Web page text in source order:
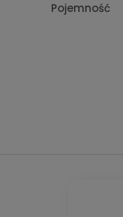
Pojemność